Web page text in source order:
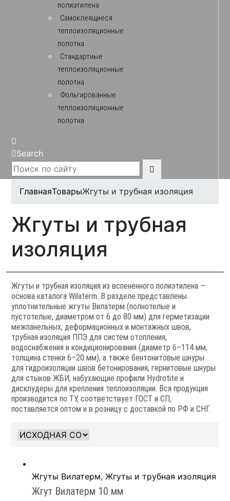
полиэтилена
Самоклеящиеся
теплоизоляционные
полотна
Стандартные
теплоизоляционные
полотна
Фольгированные
теплоизоляционные
полотна
Search
ГлавнаяТоварыЖгуты и трубная изоляция
Жгуты и трубная
изоляция
Жгуты и трубная изоляция из вспененного полиэтилена —
основа каталога Wilaterm. В разделе представлены
уплотнительные жгуты Вилатерм (полнотелые и
пустотелые, диаметром от 6 до 80 мм) для герметизации
межпанельных, деформационных и монтажных швов,
трубная изоляция ППЭ для систем отопления,
водоснабжения и кондиционирования (диаметр 6–114 мм,
толщина стенки 6–20 мм), а также бентонитовые шнуры
для гидроизоляции швов бетонирования, гернитовые шнуры
для стыков ЖБИ, набухающие профили Hydrotite и
дисклудеры для крепления теплоизоляции. Вся продукция
производится по ТУ, соответствует ГОСТ и СП,
поставляется оптом и в розницу с доставкой по РФ и СНГ.
Жгуты Вилатерм,Жгуты и трубная изоляция
Жгут Вилатерм 10 мм